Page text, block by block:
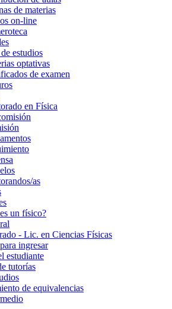
de materias
on-line
estudios
optativas
de examen
en Física
as
un físico?
- Lic. en Ciencias Físicas
ingresar
estudiante
tutorías
de equivalencias